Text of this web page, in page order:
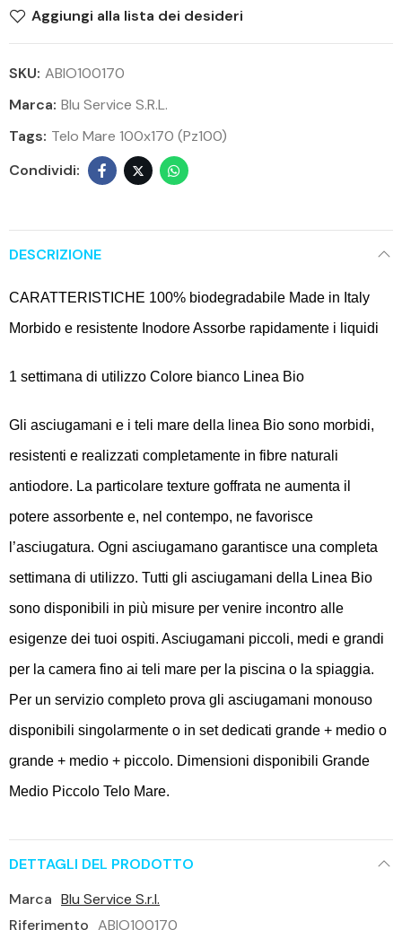
Aggiungi alla lista dei desideri
SKU: ABIO100170
Marca: Blu Service S.r.l.
Tags: Telo Mare 100x170 (pz100)
DESCRIZIONE
CARATTERISTICHE 100% biodegradabile Made in Italy
Morbido e resistente Inodore Assorbe rapidamente i liquidi
1 settimana di utilizzo Colore bianco Linea Bio
Gli asciugamani e i teli mare della linea Bio sono morbidi,
resistenti e realizzati completamente in fibre naturali
antiodore. La particolare texture goffrata ne aumenta il
potere assorbente e, nel contempo, ne favorisce
l’asciugatura. Ogni asciugamano garantisce una completa
settimana di utilizzo. Tutti gli asciugamani della Linea Bio
sono disponibili in più misure per venire incontro alle
esigenze dei tuoi ospiti. Asciugamani piccoli, medi e grandi
per la camera fino ai teli mare per la piscina o la spiaggia.
Per un servizio completo prova gli asciugamani monouso
disponibili singolarmente o in set dedicati grande + medio o
grande + medio + piccolo. Dimensioni disponibili Grande
Medio Piccolo Telo Mare.
DETTAGLI DEL PRODOTTO
Marca Blu Service S.r.l.
Riferimento ABIO100170